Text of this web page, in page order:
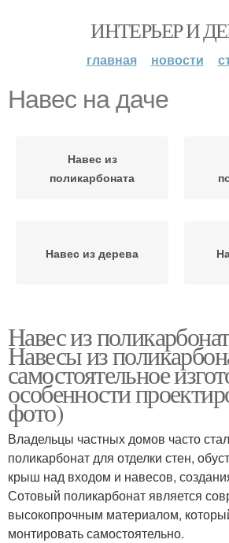
ИНТЕРЬЕР И
главная новости
Навес на даче
Навес из
поликарбоната
Навес из дерева
Навесы для дачи
Навес из
Навесы из
самостоятельное
особенности
фото)
Владельцы частных домов часто
поликарбонат для отделки стен,
крыш над входом и навесов,
Сотовый поликарбонат является
высокопрочным материалом,
монтировать самостоятельно.